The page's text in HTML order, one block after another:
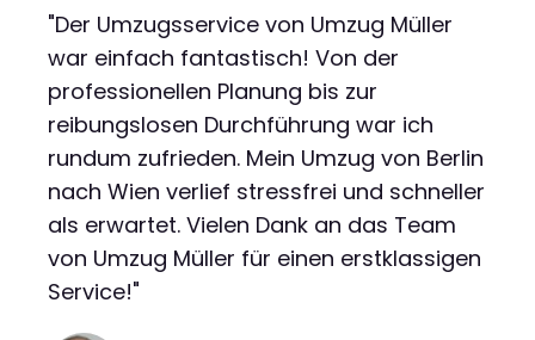
"Der Umzugsservice von Umzug Müller
war einfach fantastisch! Von der
professionellen Planung bis zur
reibungslosen Durchführung war ich
rundum zufrieden. Mein Umzug von Berlin
nach Wien verlief stressfrei und schneller
als erwartet. Vielen Dank an das Team
von Umzug Müller für einen erstklassigen
Service!"